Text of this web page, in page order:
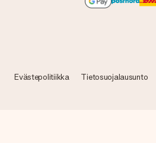
Evästepolitiikka Tietosuojalausunto